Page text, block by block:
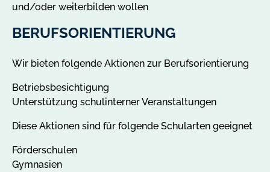
und/oder weiterbilden wollen
BERUFSORIENTIERUNG
Wir bieten folgende Aktionen zur Berufsorientierung
Betriebsbesichtigung
Unterstützung schulinterner Veranstaltungen
Diese Aktionen sind für folgende Schularten geeignet
Förderschulen
Gymnasien